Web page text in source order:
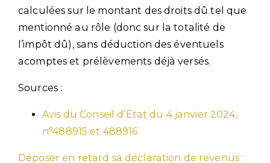
calculées sur le montant des droits dû tel que
mentionné au rôle (donc sur la totalité de
l’impôt dû), sans déduction des éventuels
acomptes et prélèvements déjà versés.
Sources :
Avis du Conseil d’État du 4 janvier 2024,
n°488915 et 488916
Déposer en retard sa déclaration de revenus :